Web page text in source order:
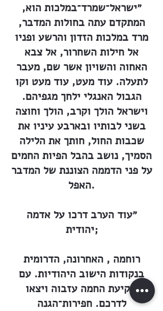
״ישראל־שמרד־במלכות הוא,
המתקדם עתה בחולות המדבר,
מרד במלכות הזדון והרשע ופניו
אל חילות השחרור, אל צבא
האחוה והשויון אשר שם, מעבר
לתעלה. עוד מעט, עוד מעט וקו
הגבול האנגלי ילחך מגפיהם.
וישראל הולך וקרב, הולך וחוצה
בשני לבותיו ובארבע עיניו את
שכבות החול, חותך את הלילה
הסמיך, נושב בהבל הפיות החמים
על פני הדממה הצוננת של המדבר
האפל.
״עוד הערב דרכו על אדמה
יהודית;
רוחמה , האחרונה, הדרומית
בנקודות הישוב היהודיות. עם
שקיעת החמה עזבוה ויצאו
לדרכם. חפירות־הגנה